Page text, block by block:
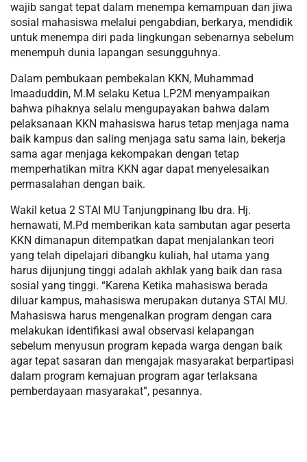
wajib sangat tepat dalam menempa kemampuan dan jiwa
sosial mahasiswa melalui pengabdian, berkarya, mendidik
untuk menempa diri pada lingkungan sebenarnya sebelum
menempuh dunia lapangan sesungguhnya.
Dalam pembukaan pembekalan KKN, Muhammad
Imaaduddin, M.M selaku Ketua LP2M menyampaikan
bahwa pihaknya selalu mengupayakan bahwa dalam
pelaksanaan KKN mahasiswa harus tetap menjaga nama
baik kampus dan saling menjaga satu sama lain, bekerja
sama agar menjaga kekompakan dengan tetap
memperhatikan mitra KKN agar dapat menyelesaikan
permasalahan dengan baik.
Wakil ketua 2 STAI MU Tanjungpinang Ibu dra. Hj.
hernawati, M.Pd memberikan kata sambutan agar peserta
KKN dimanapun ditempatkan dapat menjalankan teori
yang telah dipelajari dibangku kuliah, hal utama yang
harus dijunjung tinggi adalah akhlak yang baik dan rasa
sosial yang tinggi. “Karena Ketika mahasiswa berada
diluar kampus, mahasiswa merupakan dutanya STAI MU.
Mahasiswa harus mengenalkan program dengan cara
melakukan identifikasi awal observasi kelapangan
sebelum menyusun program kepada warga dengan baik
agar tepat sasaran dan mengajak masyarakat berpartipasi
dalam program kemajuan program agar terlaksana
pemberdayaan masyarakat”, pesannya.